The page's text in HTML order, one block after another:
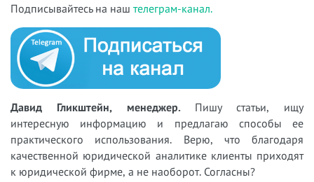
Подписывайтесь на наш телеграм-канал.
Давид Гликштейн, менеджер. Пишу статьи, ищу
интересную информацию и предлагаю способы ее
практического использования. Верю, что благодаря
качественной юридической аналитике клиенты приходят
к юридической фирме, а не наоборот. Согласны?